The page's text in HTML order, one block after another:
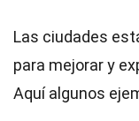
Las ciudades
para mejorar y
Aquí algunos